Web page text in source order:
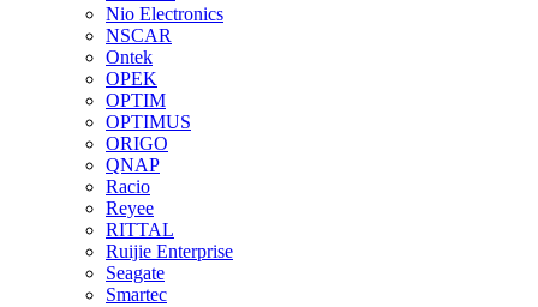
Nio Electronics
NSCAR
Ontek
OPEK
OPTIM
OPTIMUS
ORIGO
QNAP
Racio
Reyee
RITTAL
Ruijie Enterprise
Seagate
Smartec